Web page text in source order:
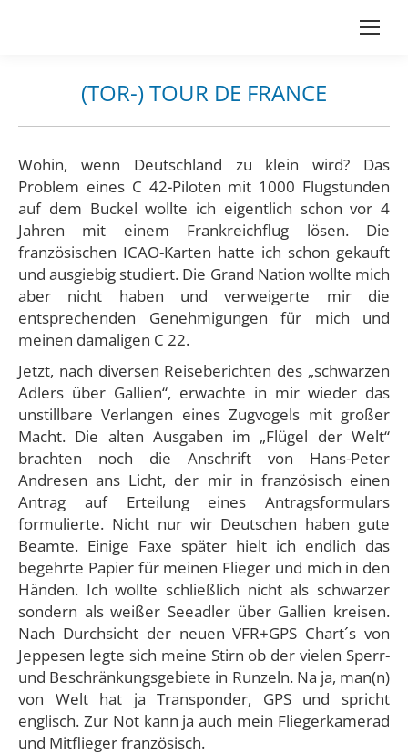
(TOR-) TOUR DE FRANCE
Wohin, wenn Deutschland zu klein wird? Das
Problem eines C 42-Piloten mit 1000 Flugstunden
auf dem Buckel wollte ich eigentlich schon vor 4
Jahren mit einem Frankreichflug lösen. Die
französischen ICAO-Karten hatte ich schon gekauft
und ausgiebig studiert. Die Grand Nation wollte mich
aber nicht haben und verweigerte mir die
entsprechenden Genehmigungen für mich und
meinen damaligen C 22.
Jetzt, nach diversen Reiseberichten des „schwarzen
Adlers über Gallien“, erwachte in mir wieder das
unstillbare Verlangen eines Zugvogels mit großer
Macht. Die alten Ausgaben im „Flügel der Welt“
brachten noch die Anschrift von Hans-Peter
Andresen ans Licht, der mir in französisch einen
Antrag auf Erteilung eines Antragsformulars
formulierte. Nicht nur wir Deutschen haben gute
Beamte. Einige Faxe später hielt ich endlich das
begehrte Papier für meinen Flieger und mich in den
Händen. Ich wollte schließlich nicht als schwarzer
sondern als weißer Seeadler über Gallien kreisen.
Nach Durchsicht der neuen VFR+GPS Chart´s von
Jeppesen legte sich meine Stirn ob der vielen Sperr-
und Beschränkungsgebiete in Runzeln. Na ja, man(n)
von Welt hat ja Transponder, GPS und spricht
englisch. Zur Not kann ja auch mein Fliegerkamerad
und Mitflieger französisch.